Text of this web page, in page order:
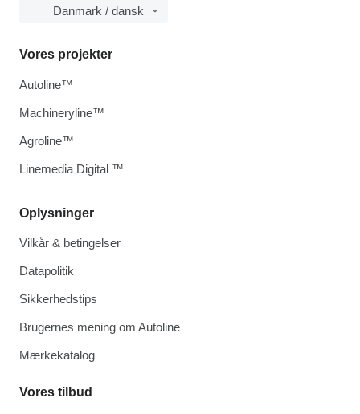
Danmark / dansk
Oplysninger
Vilkår & betingelser
Datapolitik
Sikkerhedstips
Brugernes mening om Autoline
Mærkekatalog
Vores tilbud
Vores projekter
Autoline™
Machineryline™
Agroline™
Linemedia Digital ™